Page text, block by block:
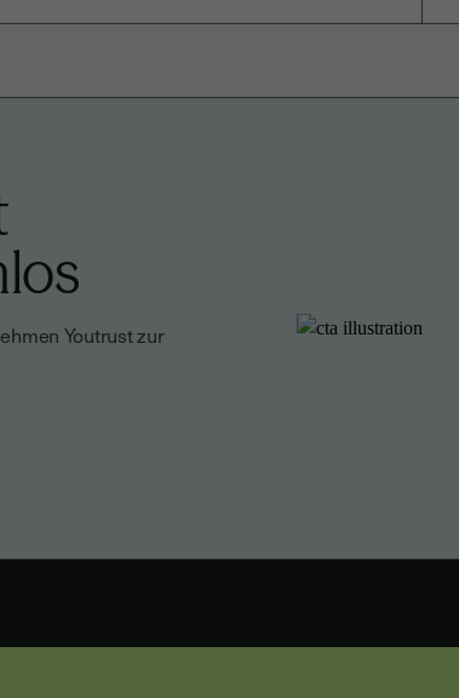
Youtrust zur